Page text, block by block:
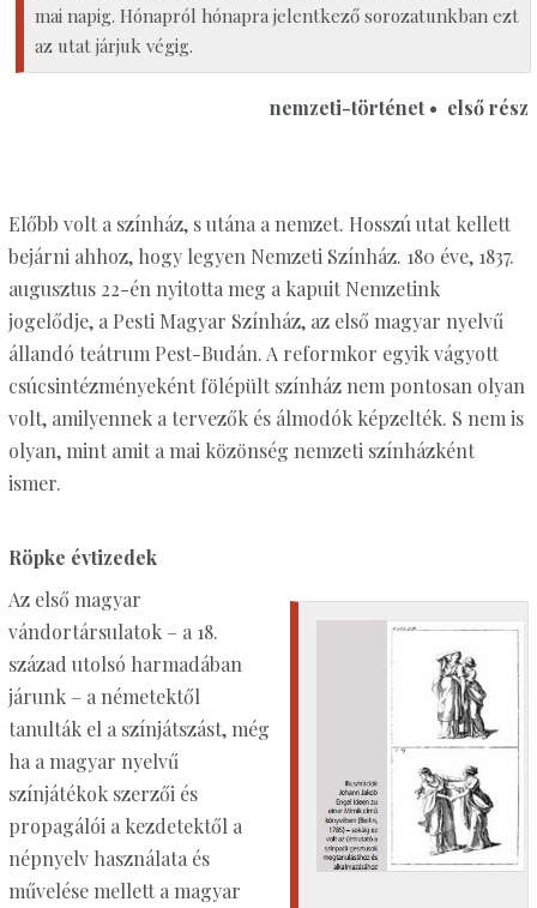
mai napig. Hónapról hónapra jelentkező sorozatunkban ezt
az utat járjuk végig.
nemzeti-történet • első rész
Előbb volt a színház, s utána a nemzet. Hosszú utat kellett
bejárni ahhoz, hogy legyen Nemzeti Színház. 180 éve, 1837.
augusztus 22-én nyitotta meg a kapuit Nemzetink
jogelődje, a Pesti Magyar Színház, az első magyar nyelvű
állandó teátrum Pest-Budán. A reformkor egyik vágyott
csúcsintézményeként fölépült színház nem pontosan olyan
volt, amilyennek a tervezők és álmodók képzelték. S nem is
olyan, mint amit a mai közönség nemzeti színházként
ismer.
Röpke évtizedek
Az első magyar
vándortársulatok – a 18.
század utolsó harmadában
járunk – a németektől
tanulták el a színjátszást, még
ha a magyar nyelvű
színjátékok szerzői és
propagálói a kezdetektől a
népnyelv használata és
művelése mellett a magyar